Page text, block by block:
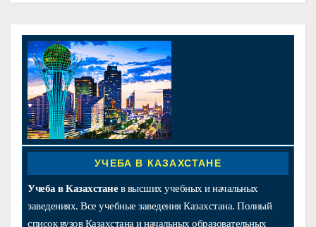
УЧЕБА В КАЗАХСТАНЕ
Учеба в Казахстанев высших учебных и начальных
заведениях. Все учебные заведения Казахстана. Полный
список вузов Казахстана и начальных образовательных